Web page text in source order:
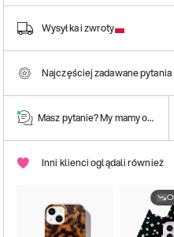
Wysyłka i zwroty
Najczęściej zadawane pytania
Masz pytanie? My mamy
Inni klienci oglądali również